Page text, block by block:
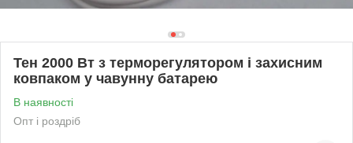
Тен 2000 Вт з терморегулятором і захисним
ковпаком у чавунну батарею
В наявності
Опт і роздріб